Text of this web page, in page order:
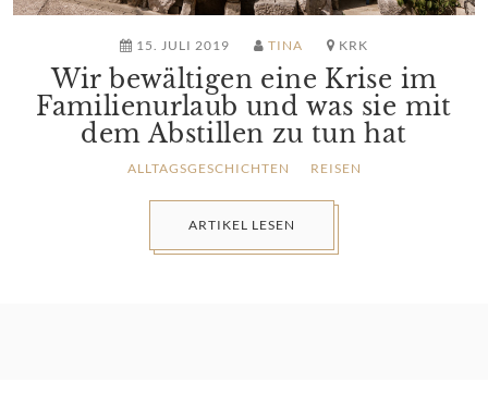
15. JULI 2019 TINA KRK
Wir bewältigen eine Krise im
Familienurlaub und was sie mit
dem Abstillen zu tun hat
ALLTAGSGESCHICHTEN REISEN
ARTIKEL LESEN